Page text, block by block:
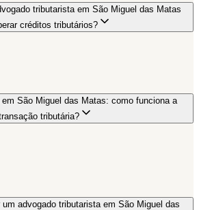
tributarista em São Miguel das Matas
créditos tributários?
São Miguel das Matas: como funciona a
tributária?
advogado tributarista em São Miguel das